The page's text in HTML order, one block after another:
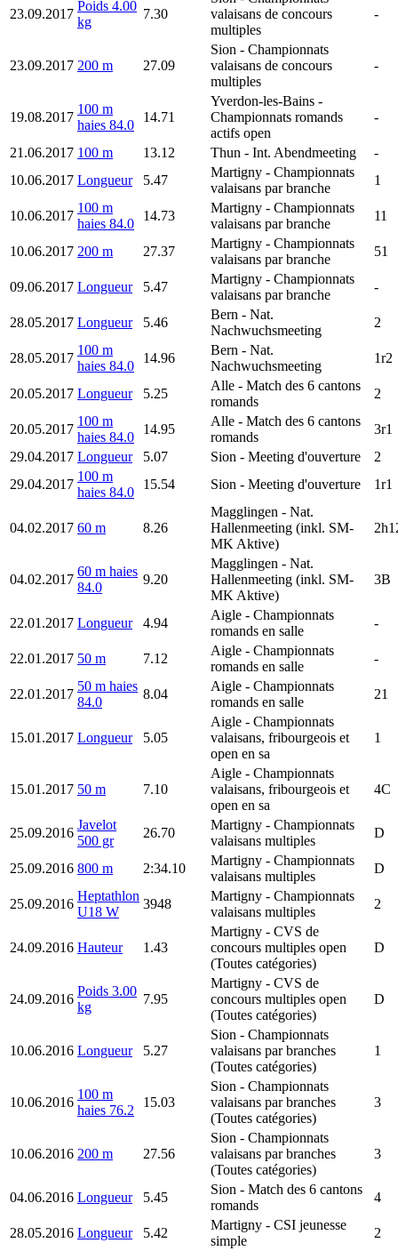
23.09.2017
Poids 4.00
kg
7.30
valaisans de concours
multiples
-
23.09.2017 200 m 27.09
Sion - Championnats
valaisans de concours
multiples
-
19.08.2017
100 m
haies 84.0
14.71
Yverdon-les-Bains -
Championnats romands
actifs open
-
21.06.2017 100 m 13.12 Thun - Int. Abendmeeting
-
10.06.2017 Longueur 5.47
Martigny - Championnats
valaisans par branche
1
10.06.2017
100 m
haies 84.0
14.73
Martigny - Championnats
valaisans par branche
11
10.06.2017 200 m 27.37
Martigny - Championnats
valaisans par branche
51
09.06.2017 Longueur 5.47
Martigny - Championnats
valaisans par branche
-
28.05.2017 Longueur 5.46
Bern - Nat.
Nachwuchsmeeting
2
28.05.2017
100 m
haies 84.0
14.96
Bern - Nat.
Nachwuchsmeeting
1r2
20.05.2017 Longueur 5.25
Alle - Match des 6 cantons
romands
2
20.05.2017
100 m
haies 84.0
14.95
Alle - Match des 6 cantons
romands
3r1
29.04.2017 Longueur 5.07 Sion - Meeting d'ouverture
2
29.04.2017
100 m
haies 84.0
15.54 Sion - Meeting d'ouverture 1r1
04.02.2017 60 m 8.26
Magglingen - Nat.
Hallenmeeting (inkl. SM-
MK Aktive)
04.02.2017
60 m haies
84.0
9.20
Magglingen - Nat.
Hallenmeeting (inkl. SM-
MK Aktive)
3B
22.01.2017 Longueur 4.94
Aigle - Championnats
romands en salle
-
22.01.2017 50 m 7.12
Aigle - Championnats
romands en salle
-
22.01.2017
50 m haies
84.0
8.04
Aigle - Championnats
romands en salle
21
15.01.2017 Longueur 5.05
Aigle - Championnats
valaisans, fribourgeois et
open en sa
1
15.01.2017 50 m 7.10
Aigle - Championnats
valaisans, fribourgeois et
open en sa
4C
25.09.2016
Javelot
500 gr
26.70
Martigny - Championnats
valaisans multiples
D
25.09.2016 800 m 2:34.10
Martigny - Championnats
valaisans multiples
D
25.09.2016
Heptathlon
U18 W
3948
Martigny - Championnats
valaisans multiples
2
24.09.2016 Hauteur 1.43
Martigny - CVS de
concours multiples open
(Toutes catégories)
D
24.09.2016
Poids 3.00
kg
7.95
Martigny - CVS de
concours multiples open
(Toutes catégories)
D
10.06.2016 Longueur 5.27
Sion - Championnats
valaisans par branches
(Toutes catégories)
1
10.06.2016
100 m
haies 76.2
15.03
Sion - Championnats
valaisans par branches
(Toutes catégories)
3
10.06.2016 200 m 27.56
Sion - Championnats
valaisans par branches
(Toutes catégories)
3
04.06.2016 Longueur 5.45
Sion - Match des 6 cantons
romands
4
28.05.2016 Longueur 5.42
Martigny - CSI jeunesse
simple
2